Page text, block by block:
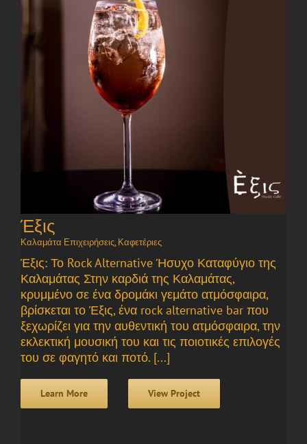
Έξις
Καλαμάτα Επιχειρήσεις, Καφετέριες
Έξις: Το Rock Alternative Ήσυχο Καταφύγιο της
Καλαμάτας Στην καρδιά της Καλαμάτας,
κρυμμένο σε ένα δρομάκι γεμάτο ατμόσφαιρα,
βρίσκεται το Έξις, ένα rock alternative bar που
ξεχωρίζει για την αυθεντική του ατμόσφαιρα, την
εκλεκτική μουσική του και τις ποιοτικές επιλογές
του σε φαγητό και ποτό. [...]
Learn More View Project